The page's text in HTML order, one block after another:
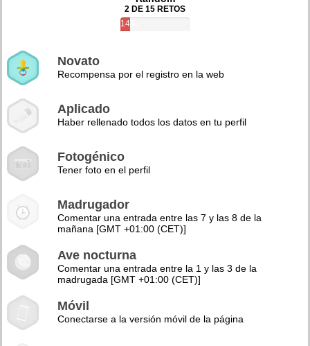
2 DE 15 RETOS
14%
Novato
Recompensa por el registro en la web
Aplicado
Haber rellenado todos los datos en tu perfil
Fotogénico
Tener foto en el perfil
Madrugador
Comentar una entrada entre las 7 y las 8 de la
mañana [GMT +01:00 (CET)]
Ave nocturna
Comentar una entrada entre la 1 y las 3 de la
madrugada [GMT +01:00 (CET)]
Móvil
Conectarse a la versión móvil de la página